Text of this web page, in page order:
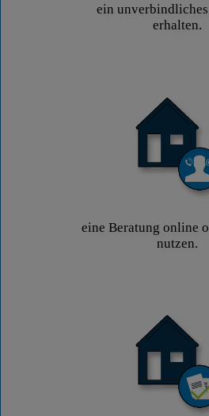
ein
erhalten.
eine Beratung online
nutzen.